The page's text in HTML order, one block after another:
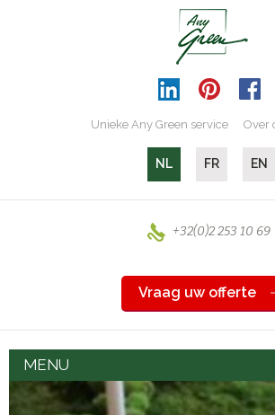
Unieke Any Green service Over
NL FR EN
+32(0)2 253 10 69
Vraag uw offerte
MENU